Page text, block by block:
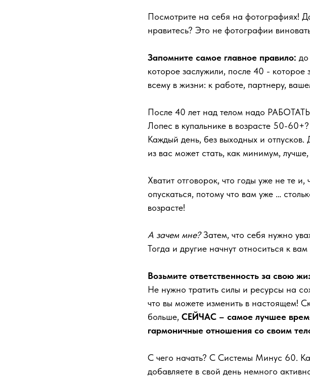
Посмотрите на себя на фотографиях!
нравитесь? Это не фотографии
Запомните самое главное правило:
которое заслужили, после 40 -
всему в жизни: к работе, партнеру,
После 40 лет над телом надо
Лопес в купальнике в возрасте 50-
Каждый день, без выходных и
из вас может стать, как минимум,
Хватит отговорок, что годы уже не те и,
опускаться, потому что вам уже …
возрасте!
А зачем мне?Затем, что себя нужно
Тогда и другие начнут относиться к вам
Возьмите ответственность за свою
Не нужно тратить силы и ресурсы на
что вы можете изменить в настоящем!
больше, СЕЙЧАС – самое лучшее
гармоничные отношения со своим
С чего начать? С Системы Минус 60.
добавляете в свой день немного